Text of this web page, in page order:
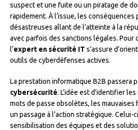
suspect et une fuite ou un piratage de
rapidement. À l’issue, les conséquences
désastreuses allant de l’atteinte à la
avec parfois des sanctions légales. Pour
l’expert en sécurité IT s’assure
outils de cyberdéfenses actives.
La prestation informatique B2B passera
cybersécurité. L’idée est d’identifier
mots de passe obsolètes, les
un passage à l’action stratégique. Celui-
sensibilisation des équipes et des